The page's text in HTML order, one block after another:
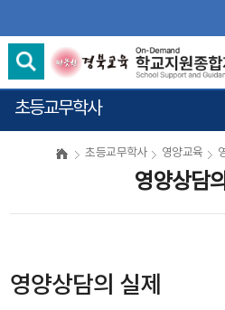
초등교무학사
초등교무학사 영양교육
영양상담
영양상담의 실제